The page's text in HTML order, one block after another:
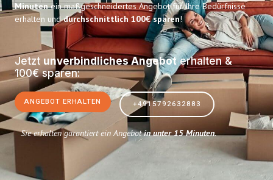
Minutenein maßgeschneidertes Angebot für Ihre Bedürfnisse
erhalten unddurchschnittlich 100€ sparen!
Jetzt unverbindliches Angeboterhalten &
100€ sparen:
ANGEBOT ERHALTEN +4915792632883
Sie erhalten garantiert ein Angebotin unter 15 Minuten.